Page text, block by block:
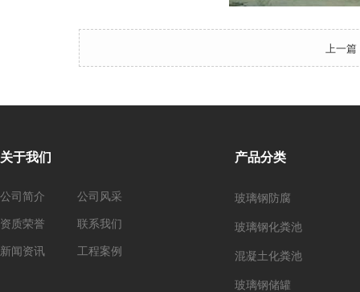
上一
关于我们
公司简介
公司风采
资质荣誉
联系我们
新闻资讯
工程案例
产品分类
玻璃钢防腐
玻璃钢化粪池
混凝土化粪池
玻璃钢储罐